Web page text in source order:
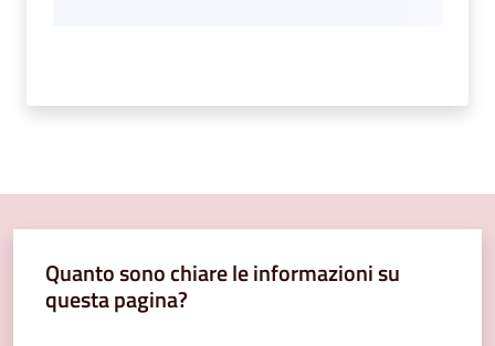
Quanto sono chiare le informazioni su
questa pagina?